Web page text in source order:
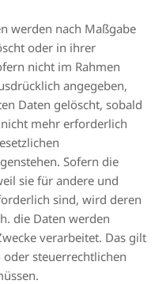
werden nach Maßgabe
oder in ihrer
nicht im Rahmen
angegeben,
Daten gelöscht, sobald
mehr erforderlich
Sofern die
sie für andere und
sind, wird deren
die Daten werden
verarbeitet. Das gilt
steuerrechtlichen